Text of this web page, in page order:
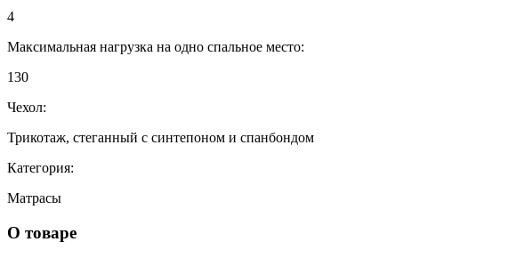
4
Максимальная нагрузка на одно спальное место:
130
Чехол:
Трикотаж, стеганный с синтепоном и спанбондом
Категория:
Матрасы
О товаре